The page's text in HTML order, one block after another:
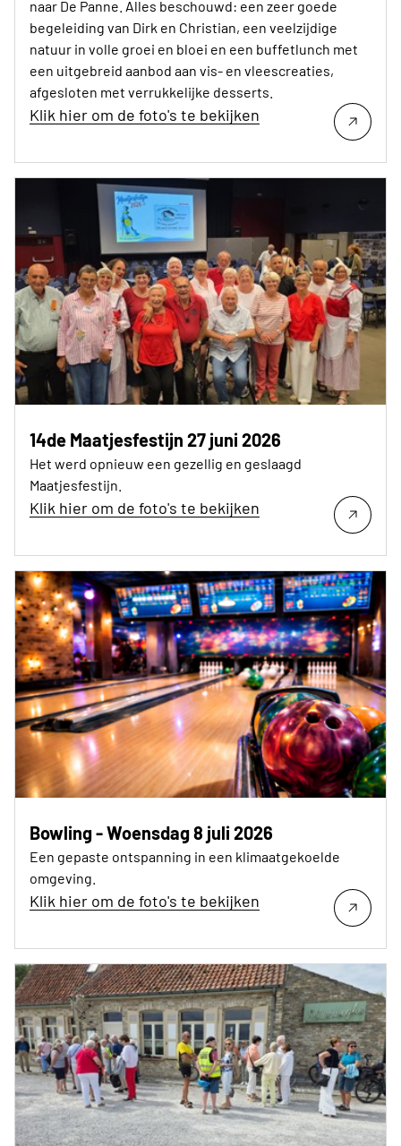
naar De Panne. Alles beschouwd: een zeer goede
begeleiding van Dirk en Christian, een veelzijdige
natuur in volle groei en bloei en een buffetlunch met
een uitgebreid aanbod aan vis- en vleescreaties,
afgesloten met verrukkelijke desserts.
Klik hier om de foto's te bekijken
14de Maatjesfestijn 27 juni 2026
Het werd opnieuw een gezellig en geslaagd
Maatjesfestijn.
Klik hier om de foto's te bekijken
Bowling - Woensdag 8 juli 2026
Een gepaste ontspanning in een klimaatgekoelde
omgeving.
Klik hier om de foto's te bekijken